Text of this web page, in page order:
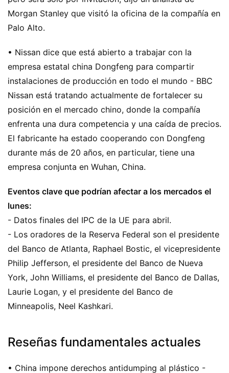
Morgan Stanley que visitó la oficina de la compañía en
Palo Alto.
• Nissan dice que está abierto a trabajar con la
empresa estatal china Dongfeng para compartir
instalaciones de producción en todo el mundo - BBC
Nissan está tratando actualmente de fortalecer su
posición en el mercado chino, donde la compañía
enfrenta una dura competencia y una caída de precios.
El fabricante ha estado cooperando con Dongfeng
durante más de 20 años, en particular, tiene una
empresa conjunta en Wuhan, China.
Eventos clave que podrían afectar a los mercados el
lunes:
- Datos finales del IPC de la UE para abril.
- Los oradores de la Reserva Federal son el presidente
del Banco de Atlanta, Raphael Bostic, el vicepresidente
Philip Jefferson, el presidente del Banco de Nueva
York, John Williams, el presidente del Banco de Dallas,
Laurie Logan, y el presidente del Banco de
Minneapolis, Neel Kashkari.
Reseñas fundamentales actuales
• China impone derechos antidumping al plástico -